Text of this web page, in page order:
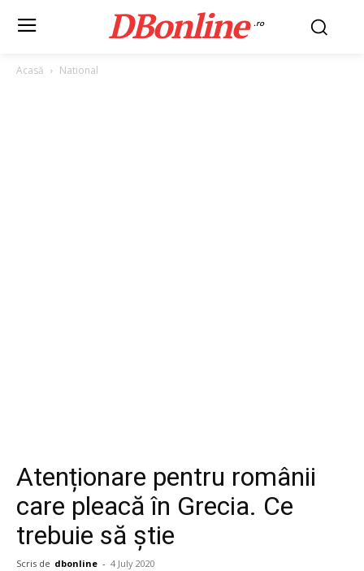
DBonline .ro
Acasă National
Atenționare pentru românii
care pleacă în Grecia. Ce
trebuie să știe
Scris de dbonline - 4 July 2020